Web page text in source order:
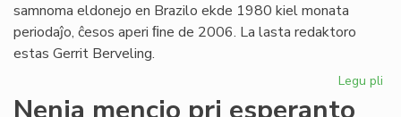
samnoma eldonejo en Brazilo ekde 1980 kiel monata
periodaĵo, ĉesos aperi ﬁne de 2006. La lasta redaktoro
estas Gerrit Berveling.
Legu pli